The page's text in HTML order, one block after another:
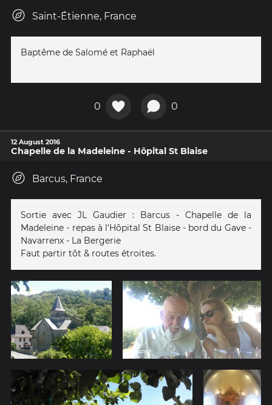
Saint-Étienne, France
Baptême de Salomé et Raphaël
0 0
12 August 2016
Chapelle de la Madeleine - Hôpital St Blaise
Barcus, France
Sortie avec JL Gaudier : Barcus - Chapelle de la
Madeleine - repas à l'Hôpital St Blaise - bord du Gave -
Navarrenx - La Bergerie
Faut partir tôt & routes étroites.